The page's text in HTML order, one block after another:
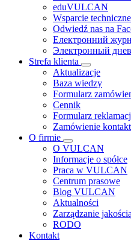
eduVULCAN
Wsparcie techniczne
Odwiedź nas na
Електронний
Электронный
Strefa klienta
Aktualizacje
Baza wiedzy
Formularz
Cennik
Formularz
Zamówienie
O firmie
O VULCAN
Informacje o spółce
Praca w VULCAN
Centrum prasowe
Blog VULCAN
Aktualności
Zarządzanie jakością
RODO
Kontakt